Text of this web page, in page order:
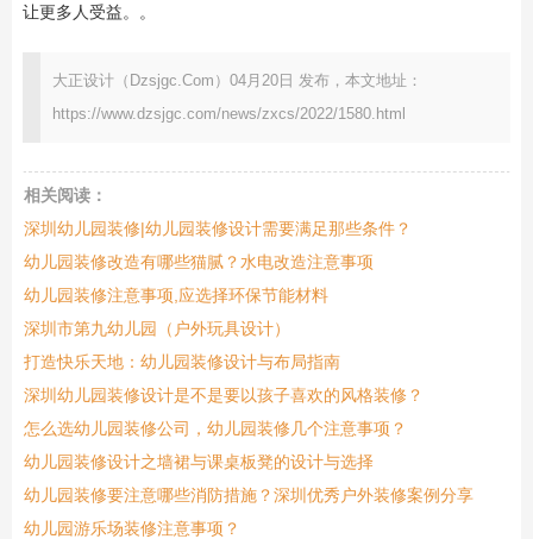
让更多人受益。。
大正设计（Dzsjgc.Com）04月20日 发布，本文地址：
https://www.dzsjgc.com/news/zxcs/2022/1580.html
相关阅读：
深圳幼儿园装修|幼儿园装修设计需要满足那些条件？
幼儿园装修改造有哪些猫腻？水电改造注意事项
幼儿园装修注意事项,应选择环保节能材料
深圳市第九幼儿园（户外玩具设计）
打造快乐天地：幼儿园装修设计与布局指南
深圳幼儿园装修设计是不是要以孩子喜欢的风格装修？
怎么选幼儿园装修公司，幼儿园装修几个注意事项？
幼儿园装修设计之墙裙与课桌板凳的设计与选择
幼儿园装修要注意哪些消防措施？深圳优秀户外装修案例分享
幼儿园游乐场装修注意事项？